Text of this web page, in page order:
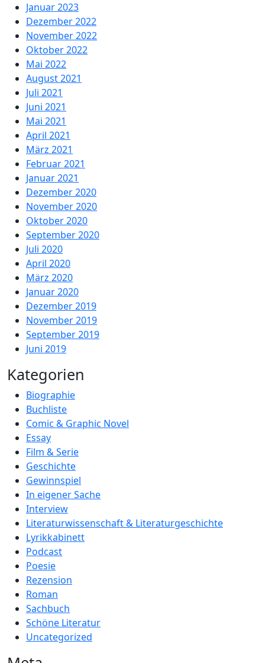
Januar 2023
Dezember 2022
November 2022
Oktober 2022
Mai 2022
August 2021
Juli 2021
Juni 2021
Mai 2021
April 2021
März 2021
Februar 2021
Januar 2021
Dezember 2020
November 2020
Oktober 2020
September 2020
Juli 2020
April 2020
März 2020
Januar 2020
Dezember 2019
November 2019
September 2019
Juni 2019
Kategorien
Biographie
Buchliste
Comic & Graphic Novel
Essay
Film & Serie
Geschichte
Gewinnspiel
In eigener Sache
Interview
Literaturwissenschaft & Literaturgeschichte
Lyrikkabinett
Podcast
Poesie
Rezension
Roman
Sachbuch
Schöne Literatur
Uncategorized